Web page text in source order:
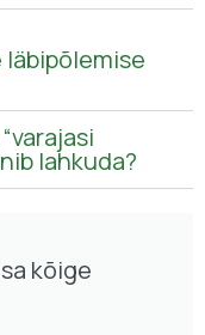
lahkuda?
kõige